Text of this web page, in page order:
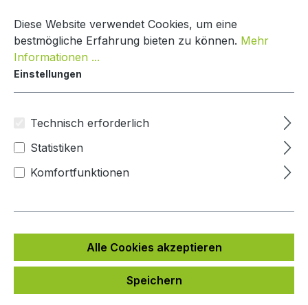
DoorBird Sprechanlage Integration
Andere
Bildergalerie überspringen
Diese Website verwendet Cookies, um eine
bestmögliche Erfahrung bieten zu können. Mehr
Informationen ...
Einstellungen
Technisch erforderlich
Statistiken
Komfortfunktionen
Alle Cookies akzeptieren
Speichern